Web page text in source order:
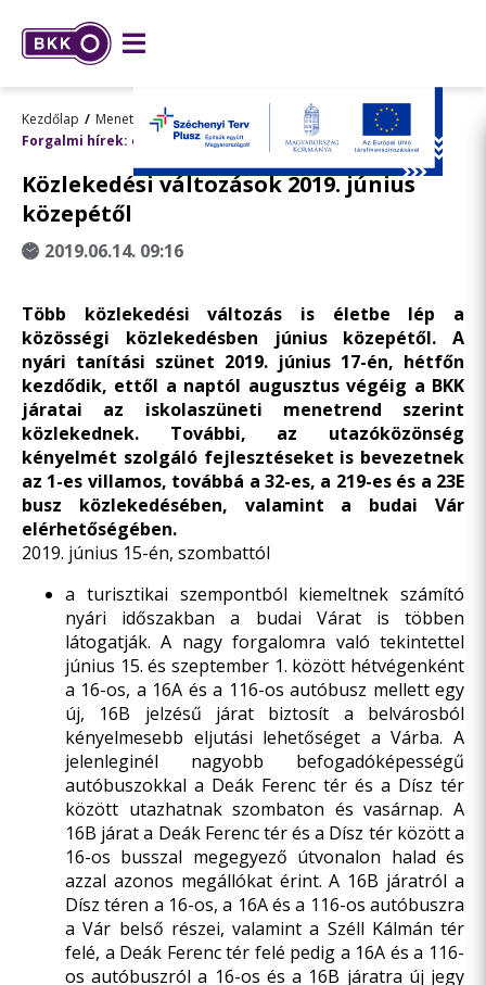
Kezdőlap
Menetrend, utazástervezés
Forgalmi hírek: előre tervezett változások
Közlekedési változások 2019. június
közepétől
2019.06.14. 09:16
Több közlekedési változás is életbe lép a
közösségi közlekedésben június közepétől. A
nyári tanítási szünet 2019. június 17-én, hétfőn
kezdődik, ettől a naptól augusztus végéig a BKK
járatai az iskolaszüneti menetrend szerint
közlekednek. További, az utazóközönség
kényelmét szolgáló fejlesztéseket is bevezetnek
az 1-es villamos, továbbá a 32-es, a 219-es és a 23E
busz közlekedésében, valamint a budai Vár
elérhetőségében.
2019. június 15-én, szombattól
a turisztikai szempontból kiemeltnek számító
nyári időszakban a budai Várat is többen
látogatják. A nagy forgalomra való tekintettel
június 15. és szeptember 1. között hétvégenként
a 16-os, a 16A és a 116-os autóbusz mellett egy
új, 16B jelzésű járat biztosít a belvárosból
kényelmesebb eljutási lehetőséget a Várba. A
jelenleginél nagyobb befogadóképességű
autóbuszokkal a Deák Ferenc tér és a Dísz tér
között utazhatnak szombaton és vasárnap. A
16B járat a Deák Ferenc tér és a Dísz tér között a
16-os busszal megegyező útvonalon halad és
azzal azonos megállókat érint. A 16B járatról a
Dísz téren a 16-os, a 16A és a 116-os autóbuszra
a Vár belső részei, valamint a Széll Kálmán tér
felé, a Deák Ferenc tér felé pedig a 16A és a 116-
os autóbuszról a 16-os és a 16B járatra új jegy